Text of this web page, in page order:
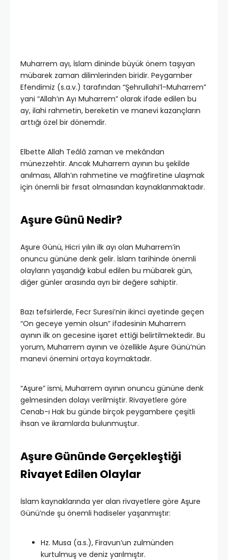
Muharrem ayı, İslam dininde büyük önem taşıyan
mübarek zaman dilimlerinden biridir. Peygamber
Efendimiz (s.a.v.) tarafından “Şehrullahi’l-Muharrem”
yani “Allah’ın Ayı Muharrem” olarak ifade edilen bu
ay, ilahi rahmetin, bereketin ve manevi kazançların
arttığı özel bir dönemdir.
Elbette Allah Teâlâ zaman ve mekândan
münezzehtir. Ancak Muharrem ayının bu şekilde
anılması, Allah’ın rahmetine ve mağfiretine ulaşmak
için önemli bir fırsat olmasından kaynaklanmaktadır.
Aşure Günü Nedir?
Aşure Günü, Hicri yılın ilk ayı olan Muharrem’in
onuncu gününe denk gelir. İslam tarihinde önemli
olayların yaşandığı kabul edilen bu mübarek gün,
diğer günler arasında ayrı bir değere sahiptir.
Bazı tefsirlerde, Fecr Suresi’nin ikinci ayetinde geçen
“On geceye yemin olsun” ifadesinin Muharrem
ayının ilk on gecesine işaret ettiği belirtilmektedir. Bu
yorum, Muharrem ayının ve özellikle Aşure Günü’nün
manevi önemini ortaya koymaktadır.
“Aşure” ismi, Muharrem ayının onuncu gününe denk
gelmesinden dolayı verilmiştir. Rivayetlere göre
Cenab-ı Hak bu günde birçok peygambere çeşitli
ihsan ve ikramlarda bulunmuştur.
Aşure Gününde Gerçekleştiği
Rivayet Edilen Olaylar
İslam kaynaklarında yer alan rivayetlere göre Aşure
Günü’nde şu önemli hadiseler yaşanmıştır:
Hz. Musa (a.s.), Firavun’un zulmünden
kurtulmuş ve deniz yarılmıştır.